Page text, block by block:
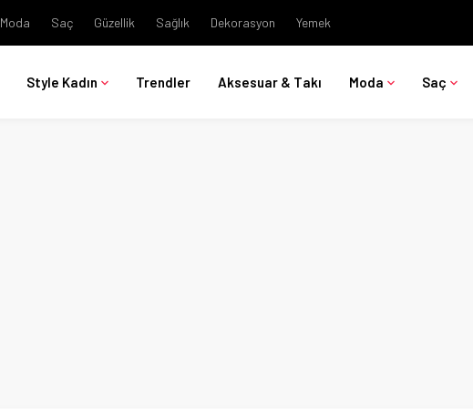
Moda Saç Güzellik Sağlık Dekorasyon Yemek
Style Kadın Trendler Aksesuar & Takı Moda Saç